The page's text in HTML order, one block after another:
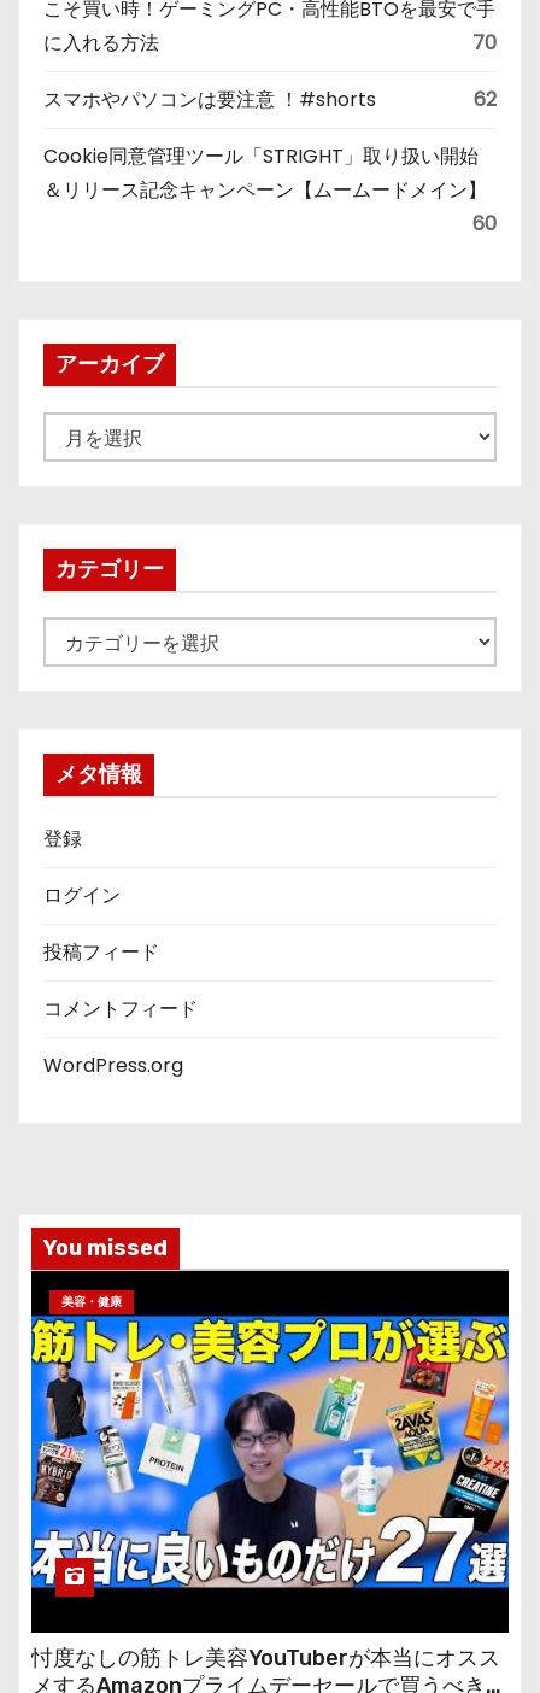
こそ買い時！ゲーミングPC・高性能BTOを最安で手
に入れる方法
70
スマホやパソコンは要注意 ！#shorts 62
Cookie同意管理ツール「STRIGHT」取り扱い開始
＆リリース記念キャンペーン【ムームードメイン】
60
アーカイブ
ー
ブカテゴリー
テ
メタ情報
登録
ログイン
投稿フィード
コメントフィード
WordPress.org
You missed
美容・健康
忖度なしの筋トレ美容YouTuberが本当にオスス
メするAmazonプライムデーセールで買うべきも